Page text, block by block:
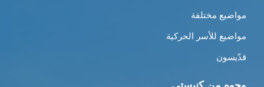
مواضيع مختلفة
مواضيع للأسر الحركية
قدّيسون